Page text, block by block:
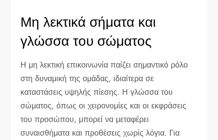
Μη λεκτικά σήματα και
γλώσσα του σώματος
Η μη λεκτική επικοινωνία παίζει σημαντικό ρόλο
στη δυναμική της ομάδας, ιδιαίτερα σε
καταστάσεις υψηλής πίεσης. Η γλώσσα του
σώματος, όπως οι χειρονομίες και οι εκφράσεις
του προσώπου, μπορεί να μεταφέρει
συναισθήματα και προθέσεις χωρίς λόγια. Για